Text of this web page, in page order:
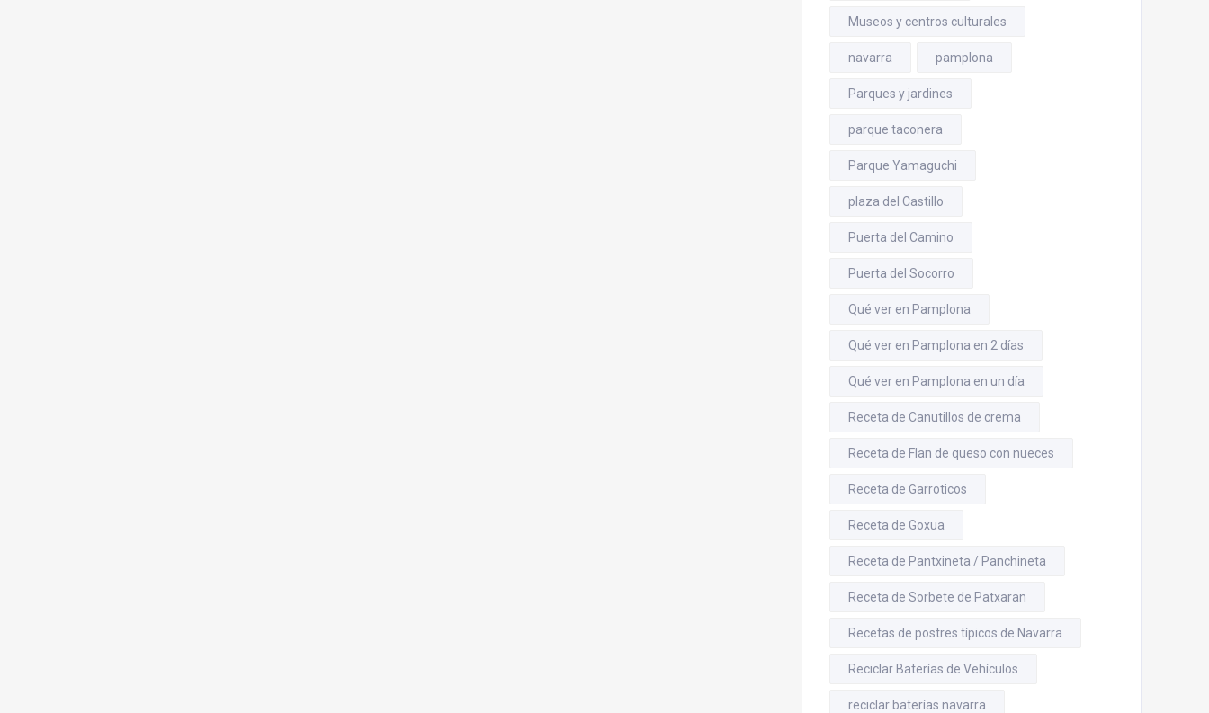
Museos y centros culturales
navarra pamplona
Parques y jardines
parque taconera
Parque Yamaguchi
plaza del Castillo
Puerta del Camino
Puerta del Socorro
Qué ver en Pamplona
Qué ver en Pamplona en 2 días
Qué ver en Pamplona en un día
Receta de Canutillos de crema
Receta de Flan de queso con nueces
Receta de Garroticos
Receta de Goxua
Receta de Pantxineta / Panchineta
Receta de Sorbete de Patxaran
Recetas de postres típicos de Navarra
Reciclar Baterías de Vehículos
reciclar baterías navarra